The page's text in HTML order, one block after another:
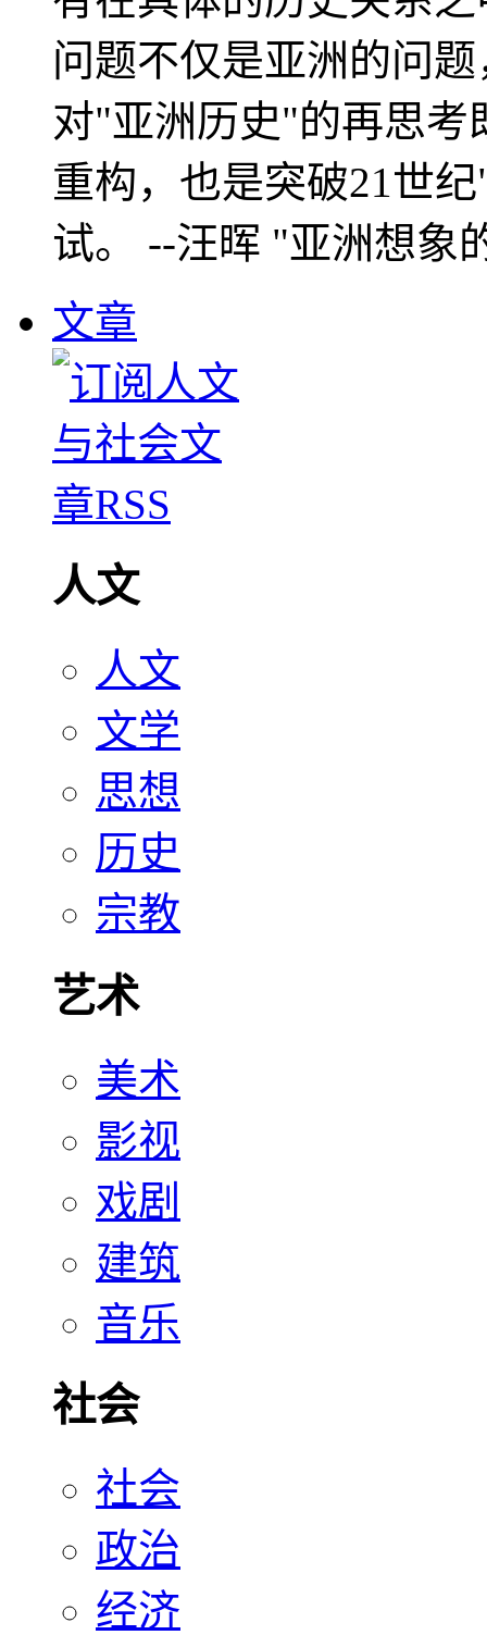
问题不仅是亚洲的问
对"亚洲历史"的再思考
重构，也是突破21世
试。 --汪晖 "亚洲想象
文章
人文
人文
文学
思想
历史
宗教
艺术
美术
影视
戏剧
建筑
音乐
社会
社会
政治
经济